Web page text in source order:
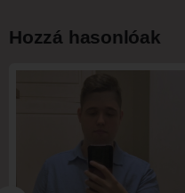
Hozzá hasonlóak